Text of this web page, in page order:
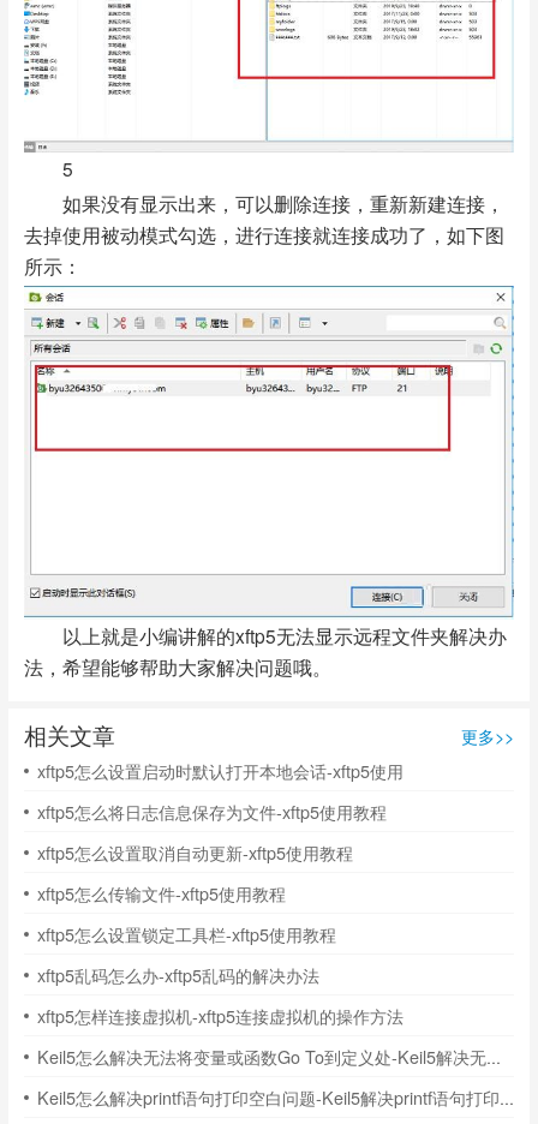
5
如果没有显示出来，可以删除连接，重新新建连接，
去掉使用被动模式勾选，进行连接就连接成功了，如下图
所示：
以上就是小编讲解的xftp5无法显示远程文件夹解决办
法，希望能够帮助大家解决问题哦。
相关文章
更多>>
xftp5怎么设置启动时默认打开本地会话-xftp5使用
xftp5怎么将日志信息保存为文件-xftp5使用教程
xftp5怎么设置取消自动更新-xftp5使用教程
xftp5怎么传输文件-xftp5使用教程
xftp5怎么设置锁定工具栏-xftp5使用教程
xftp5乱码怎么办-xftp5乱码的解决办法
xftp5怎样连接虚拟机-xftp5连接虚拟机的操作方法
Keil5怎么解决无法将变量或函数Go To到定义处-Keil5解决无法将变量或函数Go To到定义处的方法
Keil5怎么解决printf语句打印空白问题-Keil5解决printf语句打印空白问题的方法